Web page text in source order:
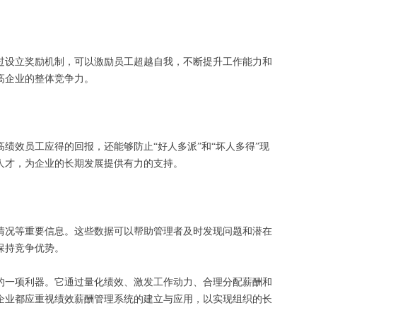
立奖励机制，可以激励员工超越自我，不断提升工作能力和
企业的整体竞争力。
效员工应得的回报，还能够防止“好人多派”和“坏人多得”现
，为企业的长期发展提供有力的支持。
等重要信息。这些数据可以帮助管理者及时发现问题和潜在
竞争优势。
项利器。它通过量化绩效、激发工作动力、合理分配薪酬和
都应重视绩效薪酬管理系统的建立与应用，以实现组织的长